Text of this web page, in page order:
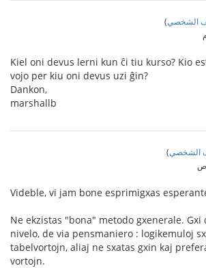
الشخصي)
Kiel oni devus lerni kun ĉi tiu kurso? Kio
vojo per kiu oni devus uzi ĝin?
Dankon,
marshallb
الشخصي)
Videble, vi jam bone esprimigxas
Ne ekzistas "bona" metodo gxenerale. Gxi
nivelo, de via pensmaniero : logikemuloj
tabelvortojn, aliaj ne sxatas gxin kaj
vortojn.